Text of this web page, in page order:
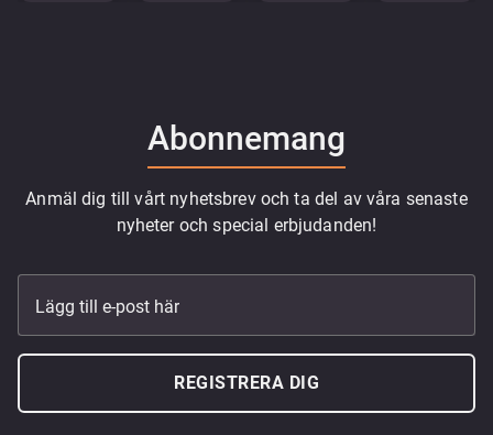
Abonnemang
Anmäl dig till vårt nyhetsbrev och ta del av våra senaste
nyheter och special erbjudanden!
Lägg till e-post här
REGISTRERA DIG